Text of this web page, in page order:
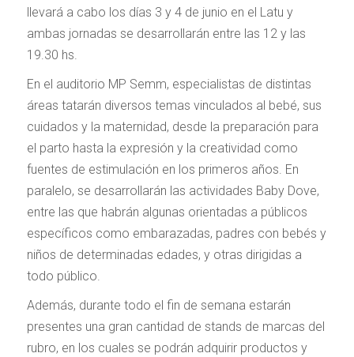
llevará a cabo los días 3 y 4 de junio en el Latu y
ambas jornadas se desarrollarán entre las 12 y las
19.30 hs.
En el auditorio MP Semm, especialistas de distintas
áreas tatarán diversos temas vinculados al bebé, sus
cuidados y la maternidad, desde la preparación para
el parto hasta la expresión y la creatividad como
fuentes de estimulación en los primeros años. En
paralelo, se desarrollarán las actividades Baby Dove,
entre las que habrán algunas orientadas a públicos
específicos como embarazadas, padres con bebés y
niños de determinadas edades, y otras dirigidas a
todo público.
Además, durante todo el fin de semana estarán
presentes una gran cantidad de stands de marcas del
rubro, en los cuales se podrán adquirir productos y